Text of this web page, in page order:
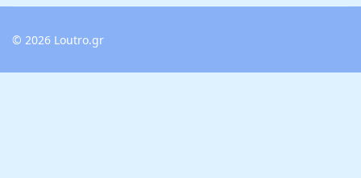
© 2026 Loutro.gr